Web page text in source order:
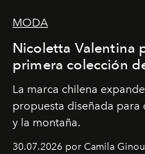
MODA
Nicoletta Valentina
primera colección
La marca chilena
propuesta diseñada para
y la montaña.
30.07.2026 por Camila